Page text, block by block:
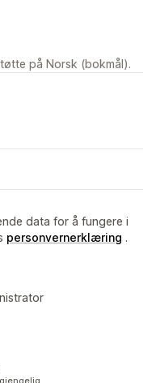
på Norsk (bokmål).
data for å fungere i
personvernerklæring .